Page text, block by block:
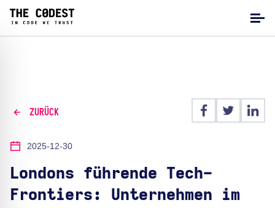
ZURÜCK
2025-12-30
Londons führende Tech-
Frontiers: Unternehmen im